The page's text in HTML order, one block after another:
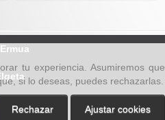
tu experiencia. Asumiremos que
si lo deseas, puedes rechazarlas.
Rechazar Ajustar cookies